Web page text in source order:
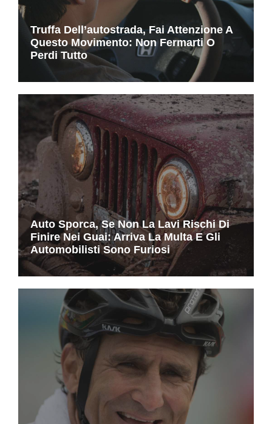
Truffa Dell’autostrada, Fai Attenzione A
Questo Movimento: Non Fermarti O
Perdi Tutto
Auto Sporca, Se Non La Lavi Rischi Di
Finire Nei Guai: Arriva La Multa E Gli
Automobilisti Sono Furiosi